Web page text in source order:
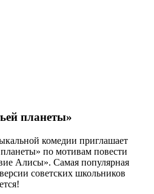
планеты»
комедии приглашает
по мотивам повести
Алисы». Самая популярная
советских школьников